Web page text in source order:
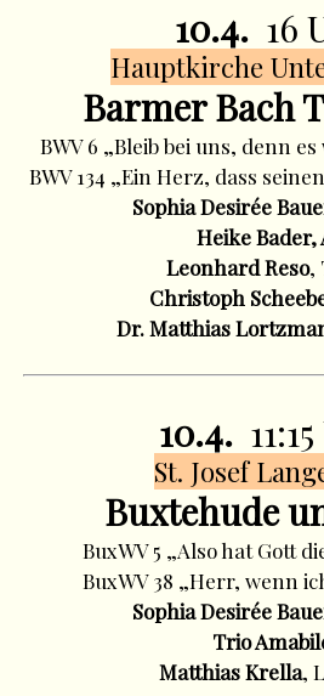
10.4. 16
Hauptkirche
Barmer Bach
BWV 6 „Bleib bei uns, denn
BWV 134 „Ein Herz, dass
Sophia Desirée
Heike Bader,
Leonhard Reso,
Christoph
Dr. Matthias
10.4.
St. Josef
Buxtehude
BuxWV 5 „Also hat Gott
BuxWV 38 „Herr, wenn
Sophia Desirée
Trio
Matthias Krella,